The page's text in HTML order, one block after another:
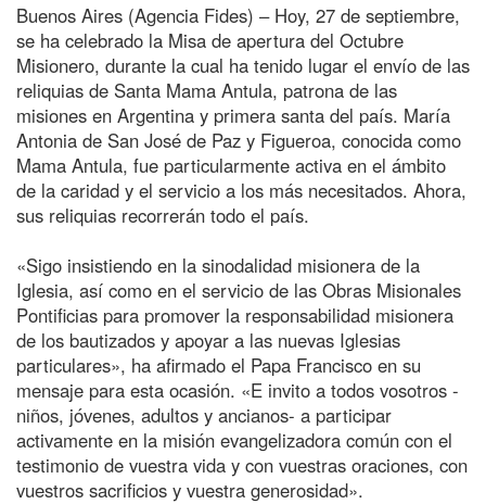
Buenos Aires (Agencia Fides) – Hoy, 27 de septiembre,
se ha celebrado la Misa de apertura del Octubre
Misionero, durante la cual ha tenido lugar el envío de las
reliquias de Santa Mama Antula, patrona de las
misiones en Argentina y primera santa del país. María
Antonia de San José de Paz y Figueroa, conocida como
Mama Antula, fue particularmente activa en el ámbito
de la caridad y el servicio a los más necesitados. Ahora,
sus reliquias recorrerán todo el país.
«Sigo insistiendo en la sinodalidad misionera de la
Iglesia, así como en el servicio de las Obras Misionales
Pontificias para promover la responsabilidad misionera
de los bautizados y apoyar a las nuevas Iglesias
particulares», ha afirmado el Papa Francisco en su
mensaje para esta ocasión. «E invito a todos vosotros -
niños, jóvenes, adultos y ancianos- a participar
activamente en la misión evangelizadora común con el
testimonio de vuestra vida y con vuestras oraciones, con
vuestros sacrificios y vuestra generosidad».